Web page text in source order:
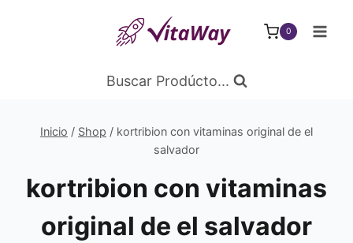
0
Buscar Prodúcto...
Inicio / Shop / kortribion con vitaminas original de el
salvador
kortribion con vitaminas
original de el salvador